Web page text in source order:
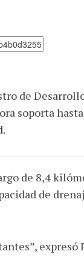
de
soporta
de 8,4
de